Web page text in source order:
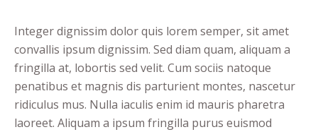
Integer dignissim dolor quis lorem semper, sit amet
convallis ipsum dignissim. Sed diam quam, aliquam a
fringilla at, lobortis sed velit. Cum sociis natoque
penatibus et magnis dis parturient montes, nascetur
ridiculus mus. Nulla iaculis enim id mauris pharetra
laoreet. Aliquam a ipsum fringilla purus euismod